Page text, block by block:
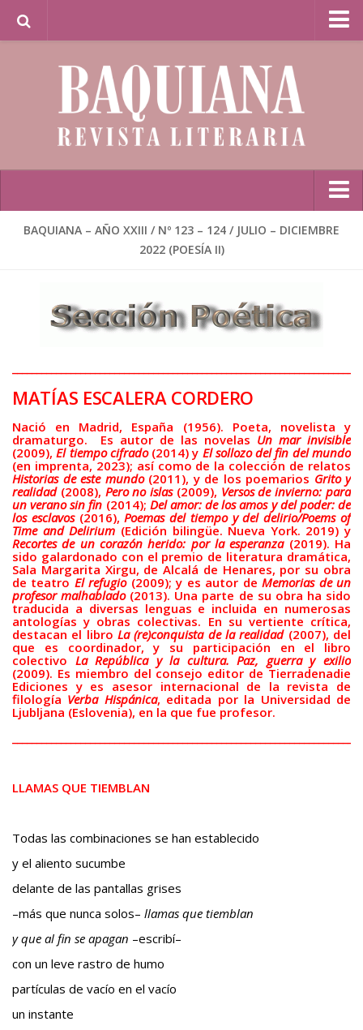
Inicio
(Poesía I)
BAQUIANA – Año XXVII / Nº 137 – 138 / Enero – Junio 2026
BAQUIANA – Año XXVII / Nº 137 – 138 / Enero – Junio 2026
(Poesía III)
(Poesía IV)
BAQUIANA – Año XXVII / Nº 137 – 138 / Enero – Junio 2026
(Poesía V)
BAQUIANA – Año XXVII / Nº 137 – 138 / Enero – Junio 2026
(Poesía VI)
Narrativa
BAQUIANA – Año XXVII / Nº 137 – 138 / Enero – Junio 2026
(Narrativa)
Cuento
BAQUIANA – Año XXVII / Nº 137 – 138 / Enero – Junio 2026
(Cuento I)
BAQUIANA – Año XXVII / Nº 137 – 138 / Enero – Junio 2026
(Cuento II)
(Reseña II)
Ensayo
BAQUIANA – Año XXVII / Nº 137 – 138 / Enero – Junio 2026
(Ensayo)
Entrevista
BAQUIANA – Año XXVII / Nº 137 – 138 / Enero – Junio 2026
(Entrevista)
BAQUIANA – AÑO XXIII / Nº 123 – 124 / JULIO – DICIEMBRE
2022 (POESÍA II)
MATÍAS ESCALERA CORDERO
Nació en Madrid, España (1956). Poeta, novelista y
dramaturgo. Es autor de las novelas Un mar invisible
(2009),El tiempo cifrado(2014) y El sollozo del fin del mundo
(en imprenta, 2023); así como de la colección de relatos
Historias de este mundo(2011), y de los poemarios Grito y
realidad(2008), Pero no islas(2009), Versos de invierno: para
un verano sin fin (2014); Del amor: de los amos y del poder: de
los esclavos(2016),Poemas del tiempo y del delirio/Poems of
Time and Delirium (Edición bilingüe. Nueva York. 2019) y
Recortes de un corazón herido: por la esperanza(2019). Ha
sido galardonado con el premio de literatura dramática,
Sala Margarita Xirgu, de Alcalá de Henares, por su obra
de teatro El refugio(2009); y es autor deMemorias de un
profesor malhablado(2013). Una parte de su obra ha sido
traducida a diversas lenguas e incluida en numerosas
antologías y obras colectivas. En su vertiente crítica,
destacan el libro La (re)conquista de la realidad(2007), del
que es coordinador, y su participación en el libro
colectivo La República y la cultura. Paz, guerra y exilio
(2009). Es miembro del consejo editor de Tierradenadie
Ediciones y es asesor internacional de la revista de
filología Verba Hispánica, editada por la Universidad de
Ljubljana (Eslovenia), en la que fue profesor.
LLAMAS QUE TIEMBLAN
Todas las combinaciones se han establecido
y el aliento sucumbe
delante de las pantallas grises
–más que nunca solos– llamas que tiemblan
y que al fin se apagan –escribí–
con un leve rastro de humo
partículas de vacío en el vacío
un instante